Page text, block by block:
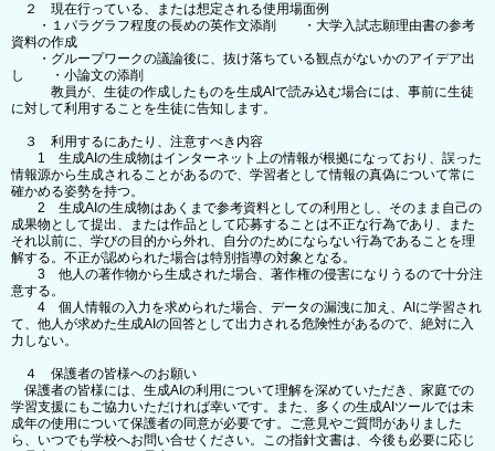
２ 現在行っている、または想定される使用場面例
・１パラグラフ程度の長めの英作文添削 ・大学入試志願理由書の参考
資料の作成
・グループワークの議論後に、抜け落ちている観点がないかのアイデア出
し ・小論文の添削
教員が、生徒の作成したものを生成AIで読み込む場合には、事前に生徒
に対して利用することを生徒に告知します。
３ 利用するにあたり、注意すべき内容
1 生成AIの生成物はインターネット上の情報が根拠になっており、誤った
情報源から生成されることがあるので、学習者として情報の真偽について常に
確かめる姿勢を持つ。
2 生成AIの生成物はあくまで参考資料としての利用とし、そのまま自己の
成果物として提出、または作品として応募することは不正な行為であり、また
それ以前に、学びの目的から外れ、自分のためにならない行為であることを理
解する。不正が認められた場合は特別指導の対象となる。
3 他人の著作物から生成された場合、著作権の侵害になりうるので十分注
意する。
4 個人情報の入力を求められた場合、データの漏洩に加え、AIに学習され
て、他人が求めた生成AIの回答として出力される危険性があるので、絶対に入
力しない。
４ 保護者の皆様へのお願い
保護者の皆様には、生成AIの利用について理解を深めていただき、家庭での
学習支援にもご協力いただければ幸いです。また、多くの生成AIツールでは未
成年の使用について保護者の同意が必要です。ご意見やご質問がありました
ら、いつでも学校へお問い合せください。この指針文書は、今後も必要に応じ